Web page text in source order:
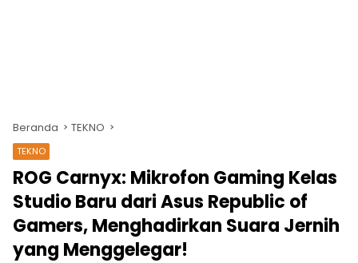
Beranda TEKNO
TEKNO
ROG Carnyx: Mikrofon Gaming Kelas
Studio Baru dari Asus Republic of
Gamers, Menghadirkan Suara Jernih
yang Menggelegar!